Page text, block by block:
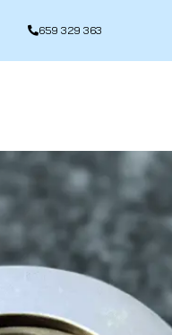
659 329 363